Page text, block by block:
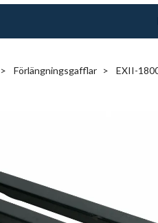
Förlängningsgafflar EXII-